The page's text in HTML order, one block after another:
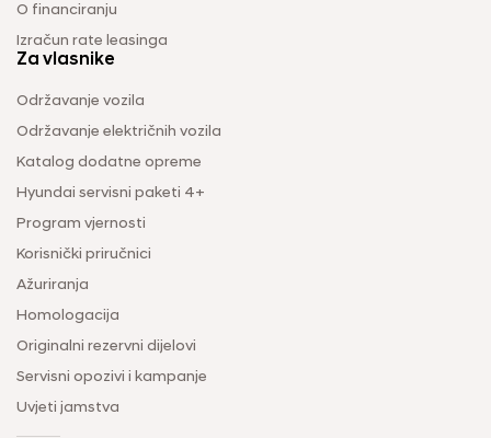
O financiranju
Izračun rate leasinga
Za vlasnike
Održavanje vozila
Održavanje električnih vozila
Katalog dodatne opreme
Hyundai servisni paketi 4+
Program vjernosti
Korisnički priručnici
Ažuriranja
Homologacija
Originalni rezervni dijelovi
Servisni opozivi i kampanje
Uvjeti jamstva